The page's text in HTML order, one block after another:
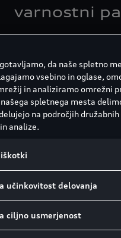
varnostni
doživljajo
na različne načine.
uživajo, druge
pomirja, spet tretji
zelo nemirni. Pri
brezkompromisno
Tako odrasli kot
sedežih morajo biti
pasom, zato zmeraj,
na pot, preverite, ali je
da naše spletno
vsebino in oglase,
in analiziramo omrežni
spletnega mesta
na področjih
analize.
učinkovitost delovanja
ciljno usmerjenost